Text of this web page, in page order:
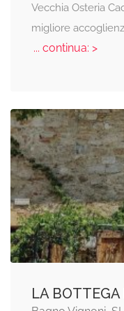
Vecchia Osteria
migliore
... continua: >
LA BOTTEGA